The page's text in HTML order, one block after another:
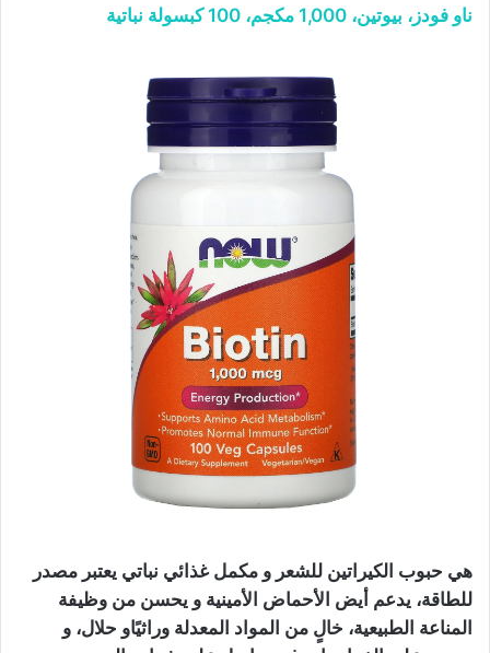
ناو فودز، بيوتين، 1,000 مكجم، 100 كبسولة نباتية
هي حبوب الكيراتين للشعر و مكمل غذائي نباتي يعتبر مصدر
للطاقة، يدعم أيض الأحماض الأمينية و يحسن من وظيفة
المناعة الطبيعية، خالٍ من المواد المعدلة وراثيًاو حلال، و